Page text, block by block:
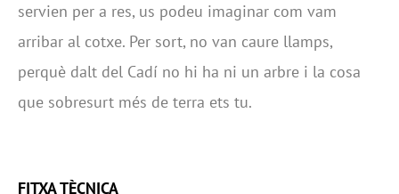
servien per a res, us podeu imaginar com vam
arribar al cotxe. Per sort, no van caure llamps,
perquè dalt del Cadí no hi ha ni un arbre i la cosa
que sobresurt més de terra ets tu.
FITXA TÈCNICA